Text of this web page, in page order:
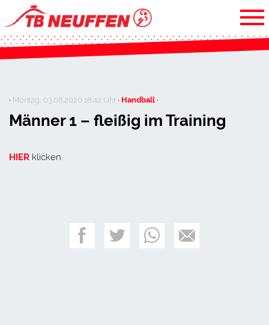
· Montag, 03.08.2020 18:42 Uhr· Handball ·
Männer 1 – fleißig im Training
HIER klicken